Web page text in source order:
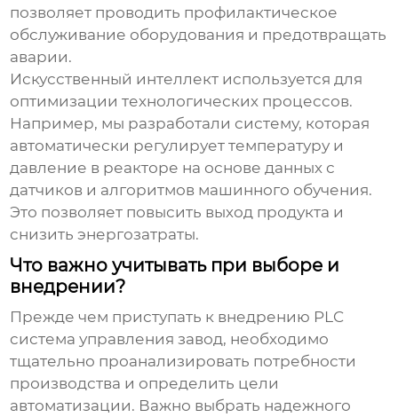
позволяет проводить профилактическое
обслуживание оборудования и предотвращать
аварии.
Искусственный интеллект используется для
оптимизации технологических процессов.
Например, мы разработали систему, которая
автоматически регулирует температуру и
давление в реакторе на основе данных с
датчиков и алгоритмов машинного обучения.
Это позволяет повысить выход продукта и
снизить энергозатраты.
Что важно учитывать при выборе и
внедрении?
Прежде чем приступать к внедрению PLC
система управления завод, необходимо
тщательно проанализировать потребности
производства и определить цели
автоматизации. Важно выбрать надежного